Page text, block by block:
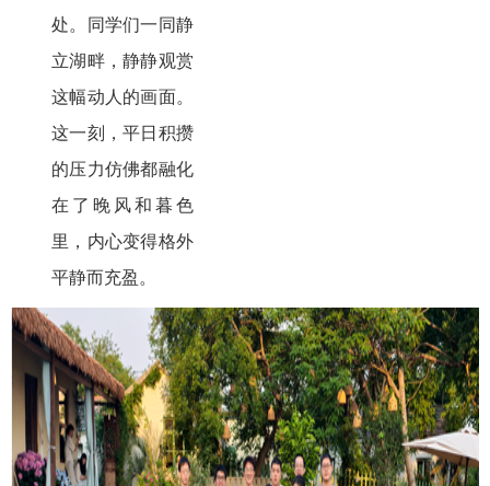
处。同学们一同静
立湖畔，静静观赏
这幅动人的画面。
这一刻，平日积攒
的压力仿佛都融化
在了晚风和暮色
里，内心变得格外
平静而充盈。